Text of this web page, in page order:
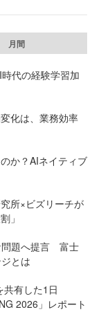
月間
代の経験学習加
化は、業務効率
か？AIネイティブ
所×ビズリーチが
」
問題へ提言 富士
とは
有した1日
2026」レポート